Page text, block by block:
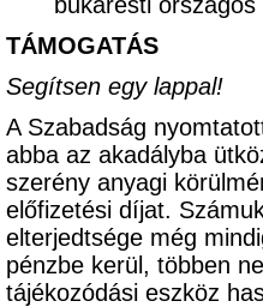
TÁMOGATÁS
Segítsen egy lappal!
A Szabadság
abba az akadályba
szerény anyagi
előfizetési díjat.
elterjedtsége még
pénzbe kerül, többen
tájékozódási eszköz